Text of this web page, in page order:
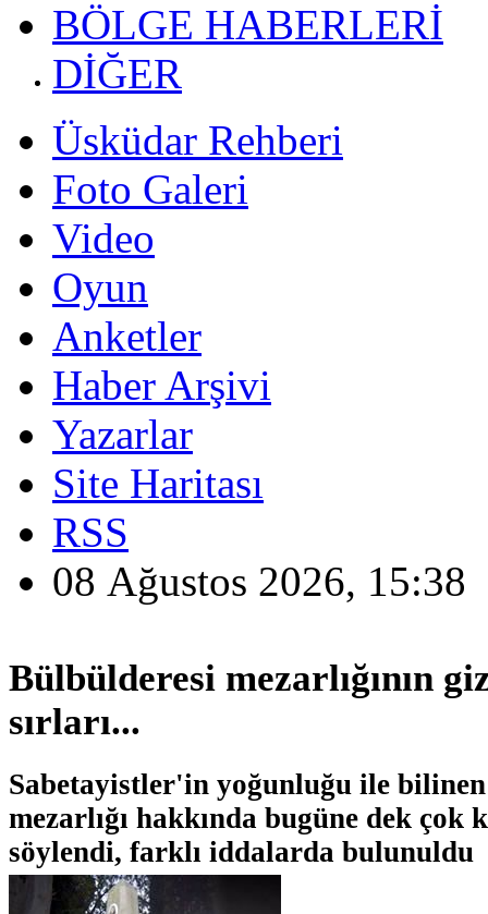
BÖLGE HABERLERİ
DİĞER
Üsküdar Rehberi
Foto Galeri
Video
Oyun
Anketler
Haber Arşivi
Yazarlar
Site Haritası
RSS
08 Ağustos 2026, 15:38
Bülbülderesi mezarlığının
sırları...
Sabetayistler'in yoğunluğu ile
mezarlığı hakkında bugüne dek çok
söylendi, farklı iddalarda bulunuldu